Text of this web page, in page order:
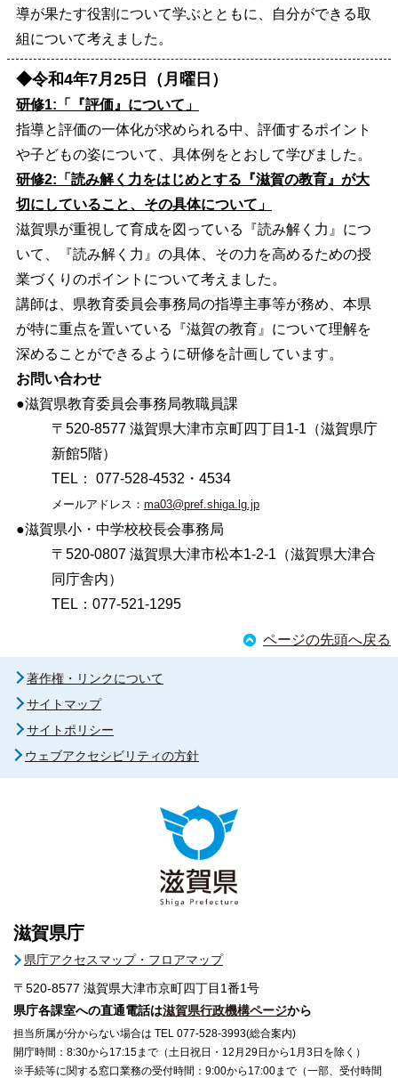
導が果たす役割について学ぶとともに、自分ができる取
組について考えました。
◆令和4年7月25日（月曜日）
研修1:「『評価』について」
指導と評価の一体化が求められる中、評価するポイント
や子どもの姿について、具体例をとおして学びました。
研修2:「読み解く力をはじめとする『滋賀の教育』が大
切にしていること、その具体について」
滋賀県が重視して育成を図っている『読み解く力』につ
いて、『読み解く力』の具体、その力を高めるための授
業づくりのポイントについて考えました。
講師は、県教育委員会事務局の指導主事等が務め、本県
が特に重点を置いている『滋賀の教育』について理解を
深めることができるように研修を計画しています。
お問い合わせ
●滋賀県教育委員会事務局教職員課
〒520-8577 滋賀県大津市京町四丁目1-1（滋賀県庁
新館5階）
TEL： 077-528-4532・4534
メールアドレス： ma03@pref.shiga.lg.jp
●滋賀県小・中学校校長会事務局
〒520-0807 滋賀県大津市松本1-2-1（滋賀県大津合
同庁舎内）
TEL：077-521-1295
ページの先頭へ戻る
著作権・リンクについて
サイトマップ
サイトポリシー
ウェブアクセシビリティの方針
滋賀県庁
県庁アクセスマップ・フロアマップ
〒520-8577 滋賀県大津市京町四丁目1番1号
県庁各課室への直通電話は滋賀県行政機構ページから
担当所属が分からない場合は TEL 077-528-3993(総合案内)
開庁時間：8:30から17:15まで（土日祝日・12月29日から1月3日を除く）
※手続等に関する窓口業務の受付時間：9:00から17:00まで（一部、受付時間